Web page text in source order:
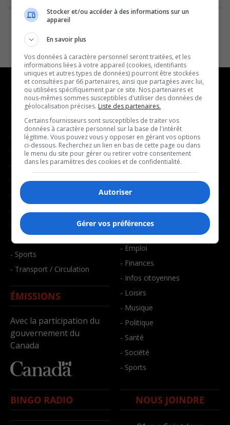
NOUVELLES
- Affaires municipales
- Communauté / Social
- Culture
- Économie
- Éducation
- Environnement
- Faits divers
- Santé et bien-être
- Sports
- Transport / Circulation
ÉMISSIONS
Avec la participation du
gouvernement du
Canada
MUSIQUE
- Décompte franco
- Joué récemment
BALADOS
- Affaires
- Art de vivre
- Bien-être
- Emploi
- Finances
- Infos citoyennes
- Loisirs
- Musique
- Politique
- Santé
- Société
- Sports
BINGO RADIO NOUS JOINDRE
Stocker et/ou accéder à des informations sur un
appareil
En savoir plus
Vos données à caractère personnel seront traitées, et les
informations liées à votre appareil (cookies, identifiants
uniques et autres types de données) pourront être stockées
et consultées par 66 partenaires, ainsi que partagées avec lui,
ou utilisées spécifiquement par ce site. Nos partenaires et
nous-mêmes sommes susceptibles d'utiliser des données de
géolocalisation précises. Liste des partenaires.
Certains fournisseurs sont susceptibles de traiter vos
données à caractère personnel sur la base de l'intérêt
légitime. Vous pouvez vous y opposer en gérant vos options
ci-dessous. Recherchez un lien en bas de cette page ou dans
le menu du site pour gérer ou retirer votre consentement
dans les paramètres des cookies et de confidentialité.
Autoriser
Gérer vos préférences